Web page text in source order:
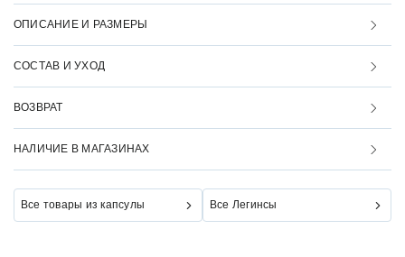
ОПИСАНИЕ И РАЗМЕРЫ
СОСТАВ И УХОД
ВОЗВРАТ
НАЛИЧИЕ В МАГАЗИНАХ
Все товары из капсулы Все Легинсы